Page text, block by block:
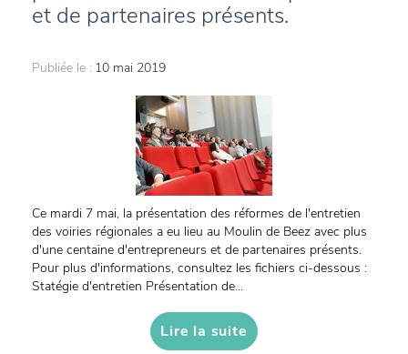
et de partenaires présents.
Publiée le : 10 mai 2019
Ce mardi 7 mai, la présentation des réformes de l'entretien
des voiries régionales a eu lieu au Moulin de Beez avec plus
d'une centaine d'entrepreneurs et de partenaires présents.
Pour plus d'informations, consultez les fichiers ci-dessous :
Statégie d'entretien Présentation de...
Lire la suite